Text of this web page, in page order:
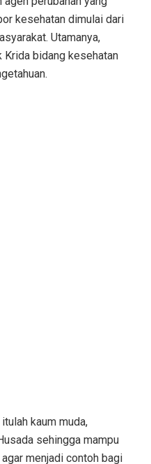
kesehatan dimulai dari
Utamanya,
bidang kesehatan
kaum muda,
sehingga mampu
menjadi contoh bagi